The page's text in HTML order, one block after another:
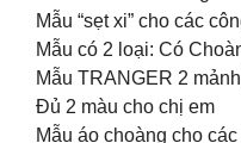
Mẫu “sẹt xi” cho các
Mẫu có 2 loại: Có
Mẫu TRANGER 2
Đủ 2 màu cho chị em
Mẫu áo choàng cho